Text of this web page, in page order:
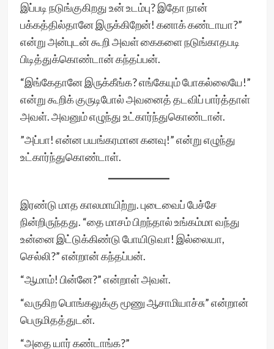
இப்படி நடுங்குகிறது உன் உடம்பு? இதோ நான்
பக்கத்தில்தானே இருக்கிறேன்! கனாக் கண்டாயா?”
என்று அன்புடன் கூறி அவள் கைகளை நடுங்காதபடி
பிடித்துக்கொண்டான் கந்தப்பன்.
“இங்கேதானே இருக்கீங்க? எங்கேயும் போகல்லையே!”
என்று கூறிக் குருடிபோல் அவனைத் தடவிப் பார்த்தாள்
அவள். அவனும் எழுந்து உட்கார்ந்துகொண்டான்.
”அப்பா! என்ன பயங்கரமான கனவு!” என்று எழுந்து
உட்கார்ந்துகொண்டாள்.
இரண்டு மாத காலமாயிற்று. புடைவைப் பேச்சே
நின்றிருந்தது. “தை மாசம் பிறந்தால் உங்கம்மா வந்து
உன்னை இட்டுக்கிண்டு போயிடுவா! இல்லையா,
செல்லி?” என்றான் கந்தப்பன்.
“ஆமாம்! பின்னே?” என்றாள் அவள்.
“வருகிற பொங்கலுக்கு மூணு ஆசாமியாச்சு” என்றான்
பெருமிதத்துடன்.
“அதை யார் கண்டாங்க?”